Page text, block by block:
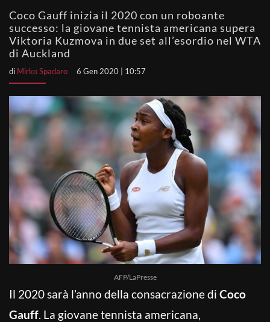
Coco Gauff inizia il 2020 con un roboante
successo: la giovane tennista americana supera
Viktoria Kuzmova in due set all’esordio nel WTA
di Auckland
di Mirko Spadaro 6 Gen 2020 | 10:57
AFP/LaPresse
Il 2020 sarà l’anno della consacrazione di Coco
Gauff. La giovane tennista americana,